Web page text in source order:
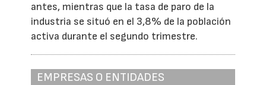
antes, mientras que la tasa de paro de la
industria se situó en el 3,8% de la población
activa durante el segundo trimestre.
EMPRESAS O ENTIDADES